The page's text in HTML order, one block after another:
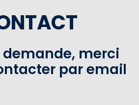
demande, merci
par email